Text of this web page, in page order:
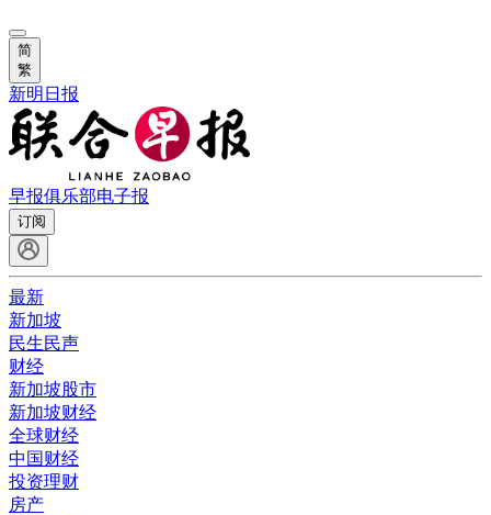
简
繁
新明日报
早报俱乐部电子报
订阅
最新
新加坡
民生民声
财经
新加坡股市
新加坡财经
全球财经
中国财经
投资理财
房产